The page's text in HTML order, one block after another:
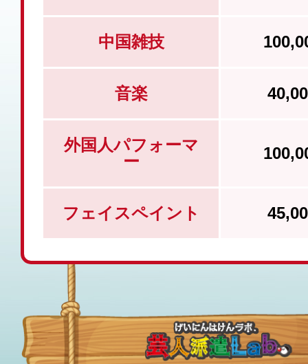
中国雑技
音楽
外国人パフォーマ
ー
フェイスペイント